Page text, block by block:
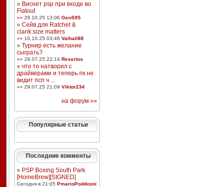
» Виснет psp при входе во
Flatout
»» 29.10.25 13:06 GenS95
» Сейв для Ratchet &
clank:size matters
»» 10.10.25 03:46 Valhall88
» Турнир есть желание
сыграть?
»» 29.07.25 22:14 Resertos
» что то натворил с
драйверами и теперь пк не
видит псп ч ...
»» 29.07.25 21:09 Viktor234
на форум »»
Популярные статьи
Последние комменты
» PSP Boxing South Park
[HomeBrew][SIGNED]
Сегодня в 21:05 PmarioPoddozoi